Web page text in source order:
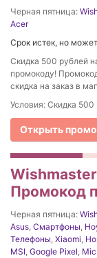
Черная пятница:
Acer
Срок истек, но
Скидка 500 рублей
промокоду!
скидка на заказ в
Условия: Скидка 500
Открыть
Промокод
Черная пятница:
Asus, Смартфоны,
Телефоны, Xiaomi,
MSI, Google Pixel,